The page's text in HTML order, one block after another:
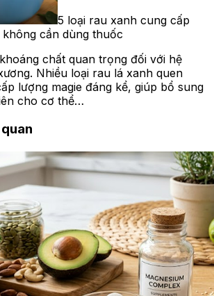
5 loại rau xanh cung cấp
cần dùng thuốc
chất quan trọng đối với hệ
Nhiều loại rau lá xanh quen
lượng magie đáng kể, giúp bổ sung
cho cơ thể…